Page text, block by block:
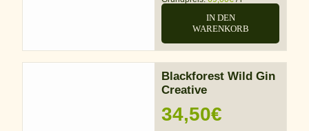
IN DEN
WARENKORB
Blackforest Wild Gin
Creative
34,50€